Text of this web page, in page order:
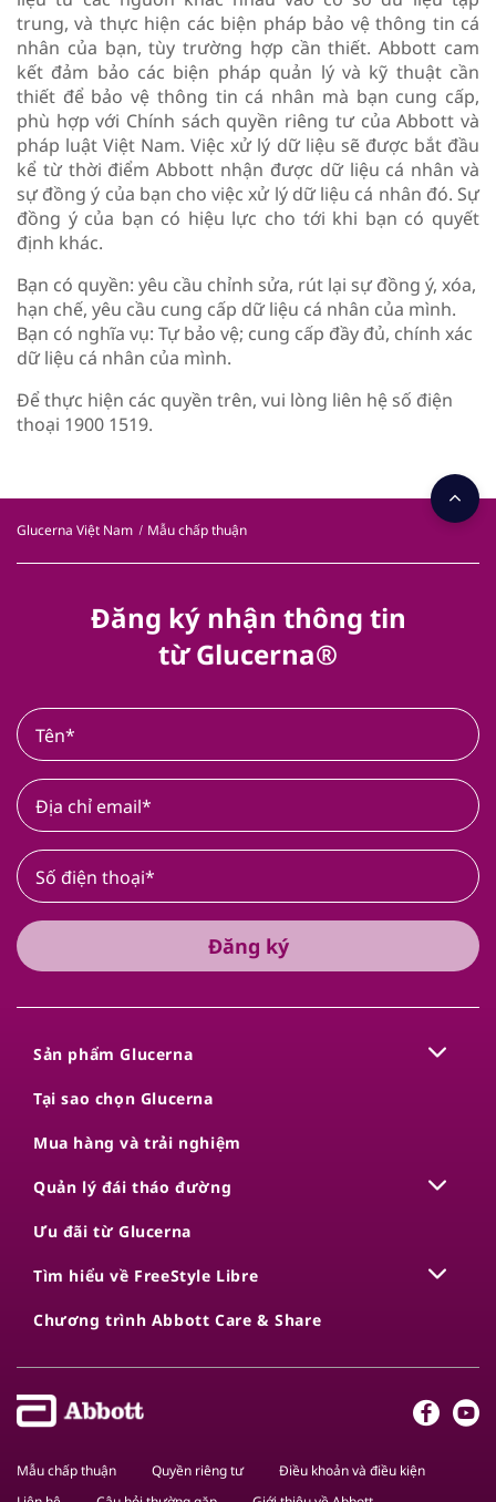
trung, và thực hiện các biện pháp bảo vệ thông tin cá
nhân của bạn, tùy trường hợp cần thiết. Abbott cam
kết đảm bảo các biện pháp quản lý và kỹ thuật cần
thiết để bảo vệ thông tin cá nhân mà bạn cung cấp,
phù hợp với Chính sách quyền riêng tư của Abbott và
pháp luật Việt Nam. Việc xử lý dữ liệu sẽ được bắt đầu
kể từ thời điểm Abbott nhận được dữ liệu cá nhân và
sự đồng ý của bạn cho việc xử lý dữ liệu cá nhân đó. Sự
đồng ý của bạn có hiệu lực cho tới khi bạn có quyết
định khác.
Bạn có quyền: yêu cầu chỉnh sửa, rút lại sự đồng ý, xóa,
hạn chế, yêu cầu cung cấp dữ liệu cá nhân của mình.
Bạn có nghĩa vụ: Tự bảo vệ; cung cấp đầy đủ, chính xác
dữ liệu cá nhân của mình.
Để thực hiện các quyền trên, vui lòng liên hệ số điện
thoại 1900 1519.
Glucerna Việt Nam Mẫu chấp thuận
Đăng ký nhận thông tin
từ Glucerna®
Đăng ký
Sản phẩm Glucerna
Tại sao chọn Glucerna​
Mua hàng và trải nghiệm
Quản lý đái tháo đường
Ưu đãi từ Glucerna
Tìm hiểu về​ FreeStyle Libre​
Chương trình​ Abbott Care & Share​
Mẫu chấp thuận Quyền riêng tư
Điều khoản và điều kiện